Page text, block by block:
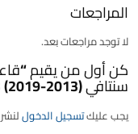
المراجعات
لا توجد مراجعات بعد.
كن أول من يقيم
سنتافي (2013-2019) 3.3 V6 | اصلي تفصيخ”
يجب عليكتسجيل الدخول